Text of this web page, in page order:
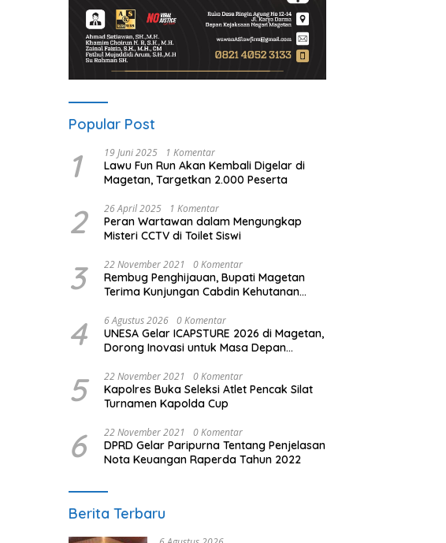
Popular Post
1 19 Juni 2025 1 Komentar
Lawu Fun Run Akan Kembali Digelar di
Magetan, Targetkan 2.000 Peserta
2 26 April 2025 1 Komentar
Peran Wartawan dalam Mengungkap
Misteri CCTV di Toilet Siswi
3 22 November 2021 0 Komentar
Rembug Penghijauan, Bupati Magetan
Terima Kunjungan Cabdin Kehutanan
4 6 Agustus 2026 0 Komentar
UNESA Gelar ICAPSTURE 2026 di Magetan,
Dorong Inovasi untuk Masa Depan
5 22 November 2021 0 Komentar
Kapolres Buka Seleksi Atlet Pencak Silat
Turnamen Kapolda Cup
6 22 November 2021 0 Komentar
DPRD Gelar Paripurna Tentang Penjelasan
Nota Keuangan Raperda Tahun 2022
Berita Terbaru